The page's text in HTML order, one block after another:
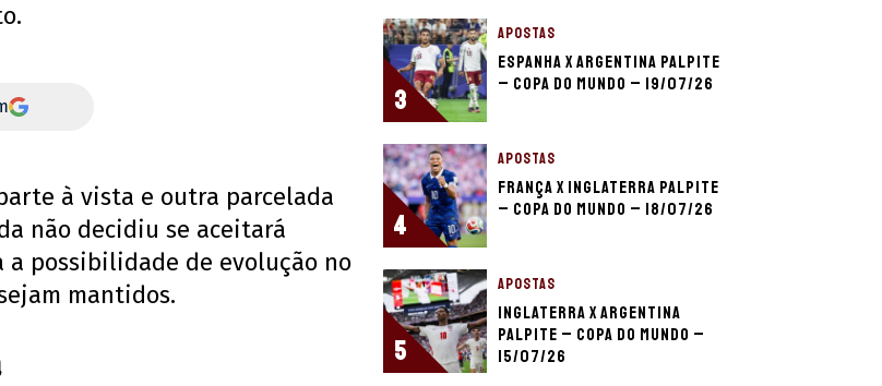
à vista e outra parcelada
não decidiu se aceitará
a possibilidade de evolução no
mantidos.
3
APOSTAS
Espanha x Argentina palpite
– Copa do Mundo – 19/07/26
4
APOSTAS
França x Inglaterra palpite
– Copa do Mundo – 18/07/26
5
APOSTAS
Inglaterra x Argentina
palpite – Copa do Mundo –
15/07/26